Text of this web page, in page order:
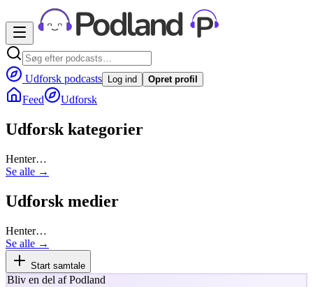
Udforsk podcasts Log ind Opret profil
Feed Udforsk
Udforsk kategorier
Henter…
Se alle →
Udforsk medier
Henter…
Se alle →
Start samtale
Bliv en del af Podland